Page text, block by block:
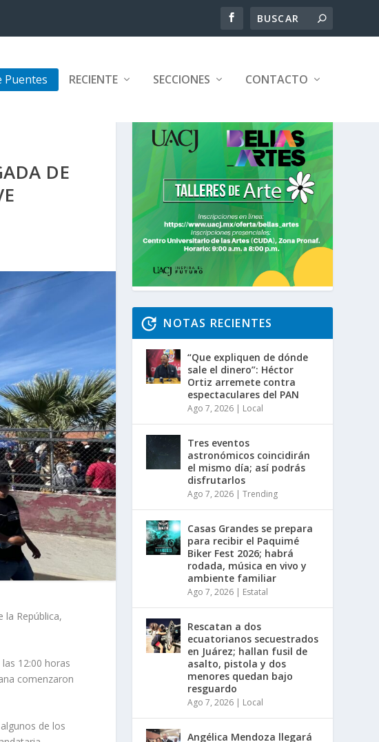
Puentes RECIENTE SECCIONES CONTACTO
DE
la República,
12:00 horas
comenzaron
de los
NOTAS RECIENTES
“Que expliquen de dónde
sale el dinero”: Héctor
Ortiz arremete contra
espectaculares del PAN
Ago 7, 2026 | Local
Tres eventos
astronómicos coincidirán
el mismo día; así podrás
disfrutarlos
Ago 7, 2026 |Trending
Casas Grandes se prepara
para recibir el Paquimé
Biker Fest 2026; habrá
rodada, música en vivo y
ambiente familiar
Ago 7, 2026 | Estatal
Rescatan a dos
ecuatorianos secuestrados
en Juárez; hallan fusil de
asalto, pistola y dos
menores quedan bajo
resguardo
Ago 7, 2026 | Local
Angélica Mendoza llegará